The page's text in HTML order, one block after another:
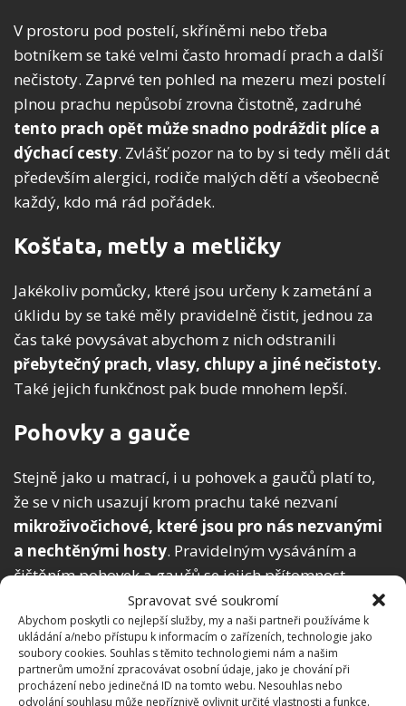
Spravovat své soukromí
Abychom poskytli co nejlepší služby, my a naši partneři používáme k
ukládání a/nebo přístupu k informacím o zařízeních, technologie jako
soubory cookies. Souhlas s těmito technologiemi nám a našim
partnerům umožní zpracovávat osobní údaje, jako je chování při
procházení nebo jedinečná ID na tomto webu. Nesouhlas nebo
odvolání souhlasu může nepříznivě ovlivnit určité vlastnosti a funkce.
V prostoru pod postelí, skříněmi nebo třeba
botníkem se také velmi často hromadí prach a další
nečistoty. Zaprvé ten pohled na mezeru mezi postelí
plnou prachu nepůsobí zrovna čistotně, zadruhé
tento prach opět může snadno podráždit plíce a
dýchací cesty. Zvlášť pozor na to by si tedy měli dát
především alergici, rodiče malých dětí a všeobecně
každý, kdo má rád pořádek.
Košťata, metly a metličky
Jakékoliv pomůcky, které jsou určeny k zametání a
úklidu by se také měly pravidelně čistit, jednou za
čas také povysávat abychom z nich odstranili
přebytečný prach, vlasy, chlupy a jiné nečistoty.
Také jejich funkčnost pak bude mnohem lepší.
Pohovky a gauče
Stejně jako u matrací, i u pohovek a gaučů platí to,
že se v nich usazují krom prachu také nezvaní
mikroživočichové, které jsou pro nás nezvanými
a nechtěnými hosty. Pravidelným vysáváním a
čištěním pohovek a gaučů se jejich přítomnost
eliminuje a vy můžete být klidní.